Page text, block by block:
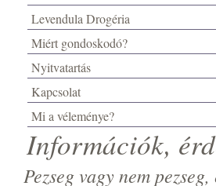
Levendula Drogéria
Miért gondoskodó?
Nyitvatartás
Kapcsolat
Mi a véleménye?
Információk,
Pezseg vagy nem